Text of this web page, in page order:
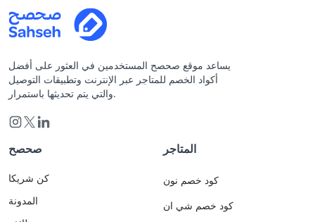
يساعد موقع صحصح المستخدمين في العثور على أفضل
أكواد الخصم للمتاجر عبر الإنترنت وتطبيقات التوصيل
والتي يتم تحديثها باستمرار.
صحصح
كن شريكا
المدونة
المتاجر
كود خصم نون
كود خصم شي ان